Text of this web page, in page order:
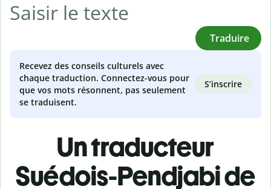
Traduire
Recevez des conseils culturels avec
chaque traduction. Connectez-vous pour
que vos mots résonnent, pas seulement
se traduisent.
S’inscrire
Un traducteur
Suédois-Pendjabi de